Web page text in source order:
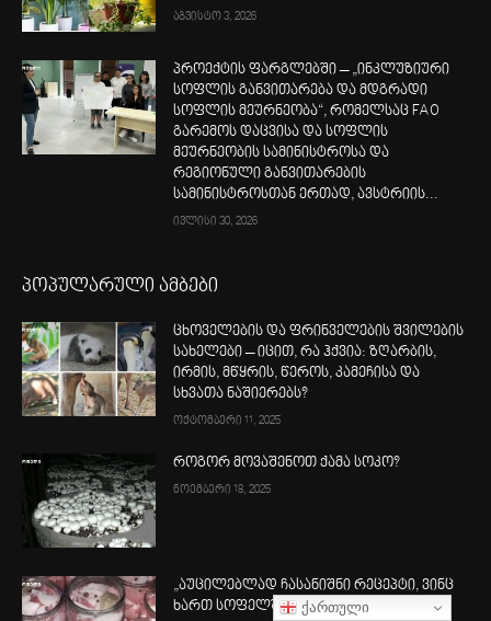
აგვისტო 3, 2026
პროექტის ფარგლებში – „ინკლუზიური
სოფლის განვითარება და მდგრადი
სოფლის მეურნეობა“, რომელსაც FAO
გარემოს დაცვისა და სოფლის
მეურნეობის სამინისტროსა და
რეგიონული განვითარების
სამინისტროსთან ერთად, ავსტრიის...
ივლისი 30, 2026
პოპულარული ამბები
ცხოველების და ფრინველების შვილების
სახელები – იცით, რა ჰქვია: ზღარბის,
ირმის, მწყრის, წეროს, კამეჩისა და
სხვათა ნაშიერებს?
ოქტომბერი 11, 2025
როგორ მოვაშენოთ ქამა სოკო?
ნოემბერი 18, 2025
„აუცილებლად ჩასანიშნი რეცეპტი, ვინც
ხართ სოფელში“
ქართული